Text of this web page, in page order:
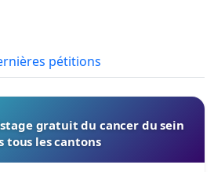
pétitions
gratuit du cancer du sein
tous les cantons